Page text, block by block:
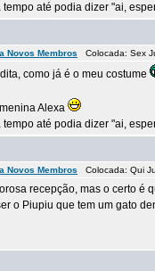
até podia dizer "ai,
Novos Membros Colocada: Sex
como já é o meu costume
Alexa
até podia dizer "ai,
Novos Membros Colocada: Qui
recepção, mas o certo é
o Piupiu que tem um gato